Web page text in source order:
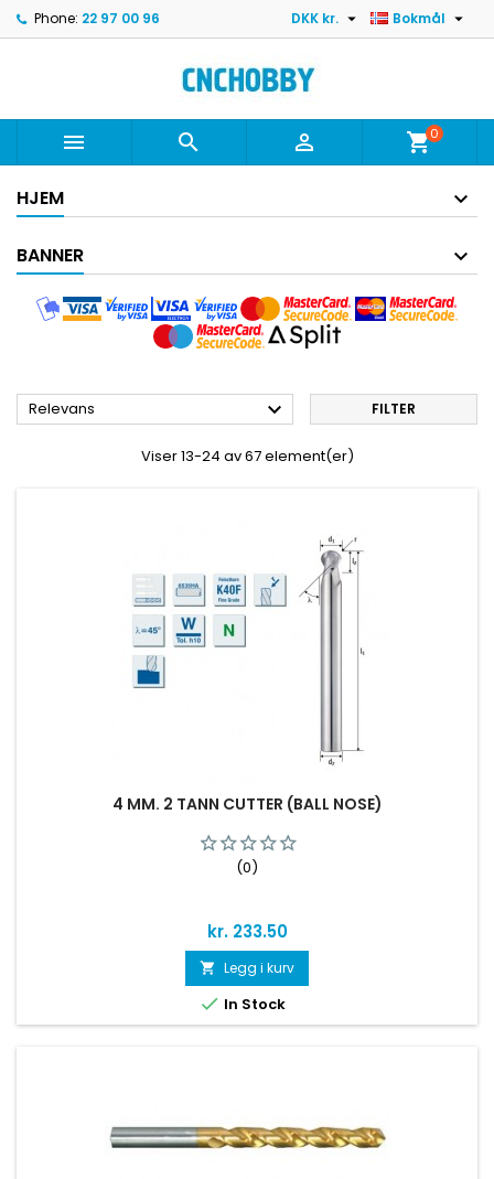
Phone: 22 97 00 96 Bokmål 
DKK kr. 
   shopping_cart0
HJEM
BANNER
Relevans  FILTER
Viser 13-24 av 67 element(er)
4 MM. 2 TANN CUTTER (BALL NOSE)
(0)
Pris
kr. 233.50
 Legg i kurv
 In Stock